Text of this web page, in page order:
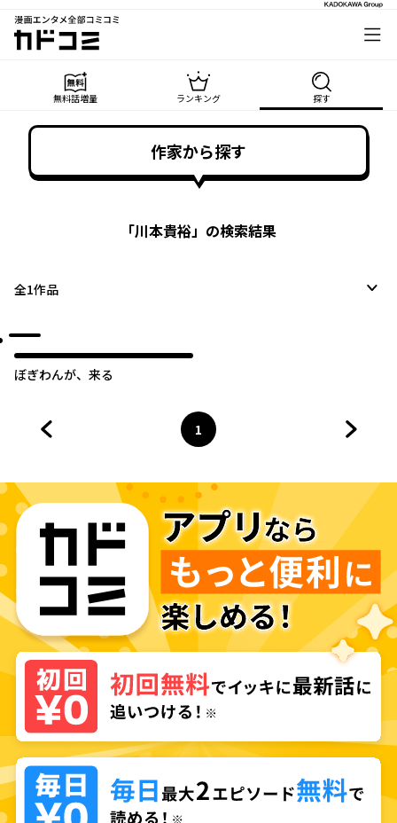
漫画エンタメ全部コミコミ
カドコミ
無料話増量 ランキング 探す
作家から探す
「川本貴裕」の検索結果
全1作品
ぼぎわんが、来る
ページ
1
へ